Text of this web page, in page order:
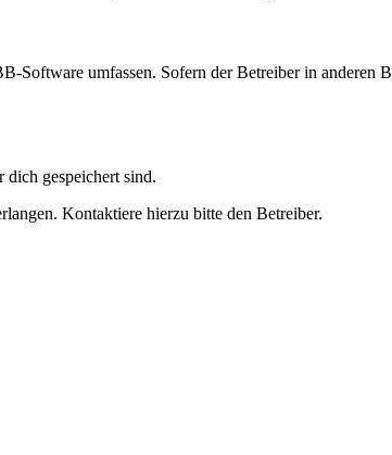
Software umfassen. Sofern der Betreiber in anderen
gespeichert sind.
Kontaktiere hierzu bitte den Betreiber.